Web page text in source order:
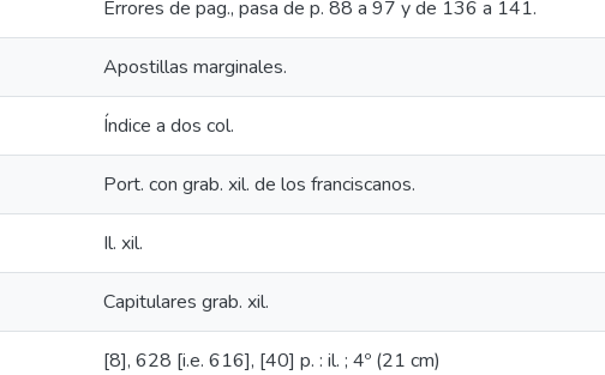
Errores de pag., pasa de p. 88 a 97 y de 136 a 141.
Apostillas marginales.
Índice a dos col.
Port. con grab. xil. de los franciscanos.
Il. xil.
Capitulares grab. xil.
[8], 628 [i.e. 616], [40] p. : il. ; 4º (21 cm)